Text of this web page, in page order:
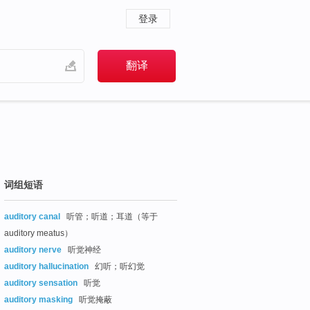
登录
词组短语
auditory canal
听管；听道；耳道（等于
auditory meatus）
auditory nerve
听觉神经
auditory hallucination
幻听；听幻觉
auditory sensation
听觉
auditory masking
听觉掩蔽